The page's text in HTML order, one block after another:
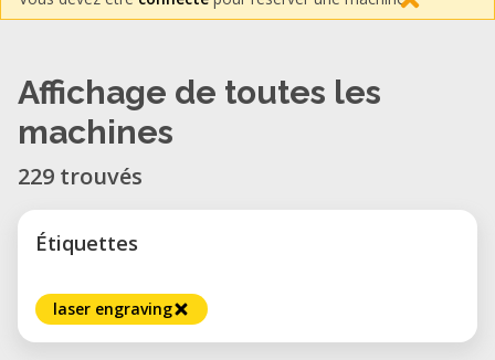
Affichage de toutes les
machines
229 trouvés
Étiquettes
laser engraving